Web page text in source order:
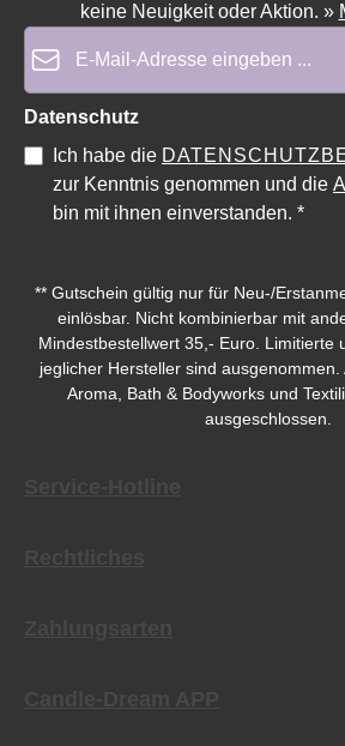
Durchschnittliche Bewertung von 0 von 5
keine Neuigkeit oder Aktion. »
Datenschutz
Ich habe die
zur Kenntnis genommen und die
bin mit ihnen einverstanden. *
** Gutschein gültig nur für Neu-/
einlösbar. Nicht kombinierbar mit
Mindestbestellwert 35,- Euro. Limitierte
jeglicher Hersteller sind
Aroma, Bath & Bodyworks und
ausgeschlossen.